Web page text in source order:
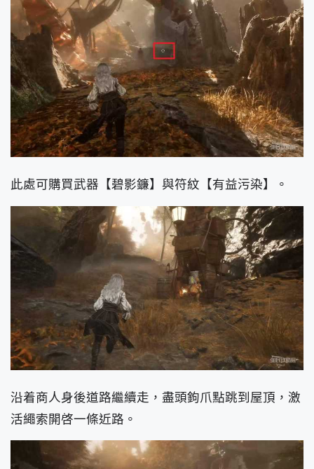
此處可購買武器【碧影鐮】與符紋【有益污染】。
沿着商人身後道路繼續走，盡頭鉤爪點跳到屋頂，激
活繩索開啓一條近路。